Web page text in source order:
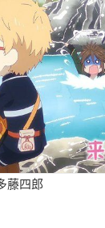
藤四郎